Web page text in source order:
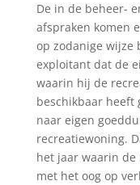
De in de beheer-
afspraken komen
op zodanige wijze
exploitant dat de
waarin hij de
beschikbaar heeft
naar eigen
recreatiewoning.
het jaar waarin
met het oog op